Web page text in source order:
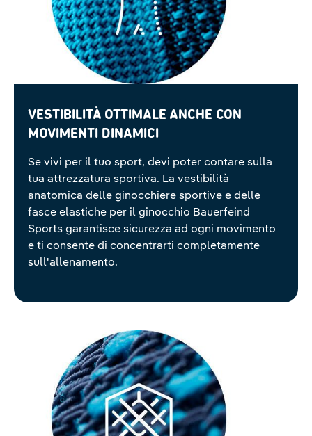
Vestibilità ottimale anche con
movimenti dinamici
Se vivi per il tuo sport, devi poter contare sulla
tua attrezzatura sportiva. La vestibilità
anatomica delle ginocchiere sportive e delle
fasce elastiche per il ginocchio Bauerfeind
Sports garantisce sicurezza ad ogni movimento
e ti consente di concentrarti completamente
sull'allenamento.